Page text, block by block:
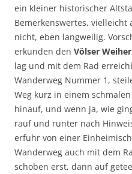
ein kleiner historischer
Bemerkenswertes, vielleicht
nicht, eben langweilig.
erkunden den Völser Weiher
lag und mit dem Rad
Wanderweg Nummer 1,
Weg kurz in einem
hinauf, und wenn ja, wie
rauf und runter nach
erfuhr von einer
Wanderweg auch mit dem
schoben erst, dann auf